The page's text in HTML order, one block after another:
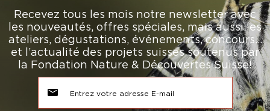
Recevez tous les mois notre newsletter avec
les nouveautés, offres spéciales, mais aussi les
ateliers, dégustations, événements, concours…
et l’actualité des projets suisses soutenus par
la Fondation Nature & Découvertes Suisse!